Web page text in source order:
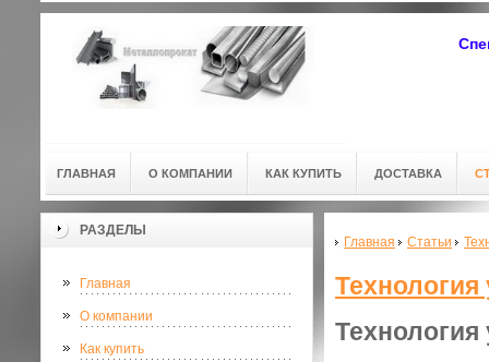
ГЛАВНАЯ О КОМПАНИИ КАК КУПИТЬ ДОСТАВКА
РАЗДЕЛЫ
Главная
О компании
Как купить
Главная Статьи